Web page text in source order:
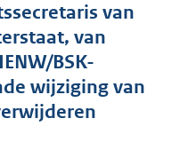
d
s
g
o
o
van
van
BSK-
wijziging van